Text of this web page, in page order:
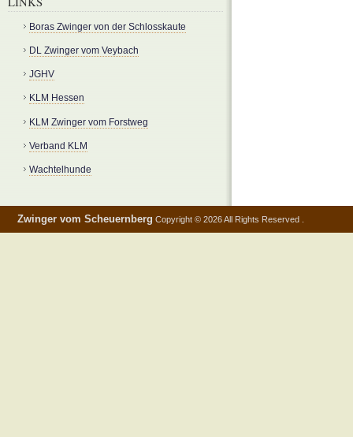
Boras Zwinger von der Schlosskaute
DL Zwinger vom Veybach
JGHV
KLM Hessen
KLM Zwinger vom Forstweg
Verband KLM
Wachtelhunde
Zwinger vom Scheuernberg Copyright © 2026 All Rights Reserved .